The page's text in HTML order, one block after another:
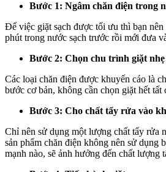
Bước 1: Ngâm chăn điện trong
Để việc giặt sạch được tối ưu thì bạn
phút trong nước sạch trước rồi mới đưa
Bước 2: Chọn chu trình giặt
Các loại chăn điện được khuyến cáo là
bước cơ bản, không cần chọn giặt hết tất
Bước 3: Cho chất tẩy rửa vào
Chỉ nên sử dụng một lượng chất tẩy rửa
sản phẩm chăn điện không nên sử dụng
mạnh nào, sẽ ảnh hưởng đến chất lượng